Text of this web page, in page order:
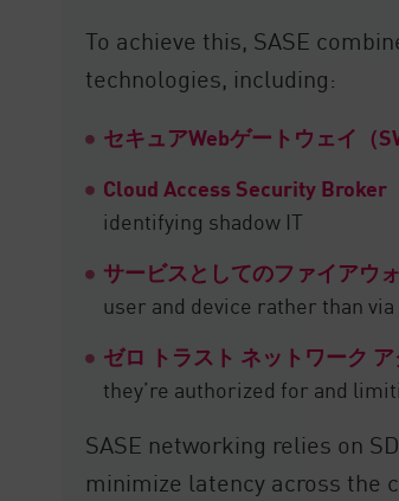
To achieve this, SASE
technologies, including:
セキュアWebゲートウェイ（
Cloud Access Security Broker
identifying shadow IT
サービスとしてのファイアウ
user and device rather than
ゼロ トラスト ネットワーク ア
they’re authorized for and
SASE networking relies on
minimize latency across the